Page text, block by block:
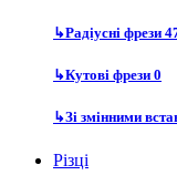
↳Радіусні фрези
↳Кутові фрези 0
↳Зі змінними
Різці